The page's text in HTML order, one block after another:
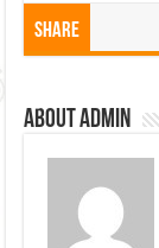
Share
About admin